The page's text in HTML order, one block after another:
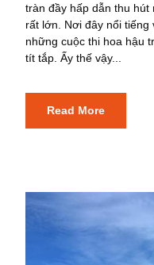
tràn đầy hấp dẫn thu hút
rất lớn. Nơi đây nổi
những cuộc thi hoa hậu
tít tắp. Ấy thế vậy...
Read More